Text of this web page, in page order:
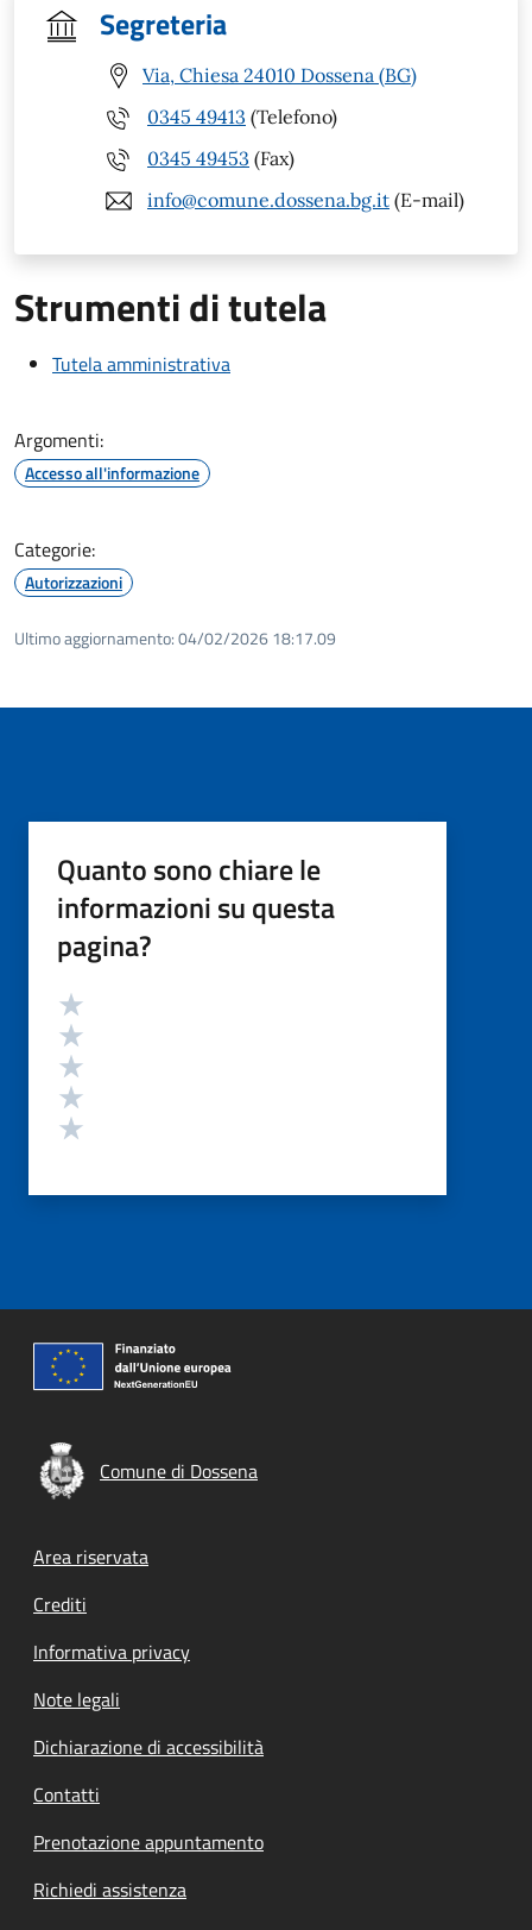
Segreteria
Via, Chiesa 24010 Dossena (BG)
0345 49413 (Telefono)
0345 49453 (Fax)
info@comune.dossena.bg.it (E-mail)
Strumenti di tutela
Tutela amministrativa
Argomenti:
Accesso all'informazione
Categorie:
Autorizzazioni
Ultimo aggiornamento:04/02/2026 18:17.09
Quanto sono chiare le
informazioni su questa
pagina?
Valutazione
Comune di Dossena
Footer menu
Area riservata
Crediti
Informativa privacy
Note legali
Dichiarazione di accessibilità
Contatti
Prenotazione appuntamento
Richiedi assistenza